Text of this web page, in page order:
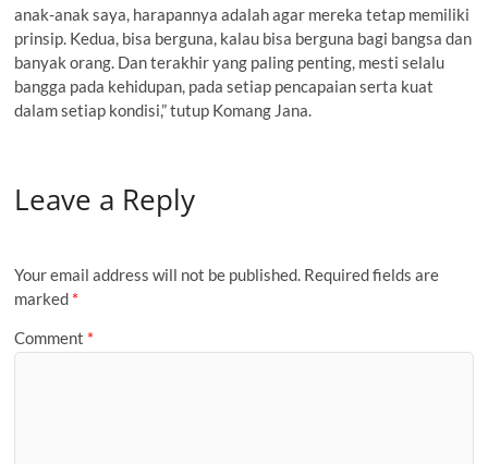
anak-anak saya, harapannya adalah agar mereka tetap memiliki
prinsip. Kedua, bisa berguna, kalau bisa berguna bagi bangsa dan
banyak orang. Dan terakhir yang paling penting, mesti selalu
bangga pada kehidupan, pada setiap pencapaian serta kuat
dalam setiap kondisi,” tutup Komang Jana.
Leave a Reply
Your email address will not be published. Required fields are
marked *
Comment *